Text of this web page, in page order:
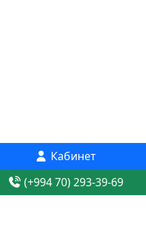
Кабинет
(+994 70) 293-39-69